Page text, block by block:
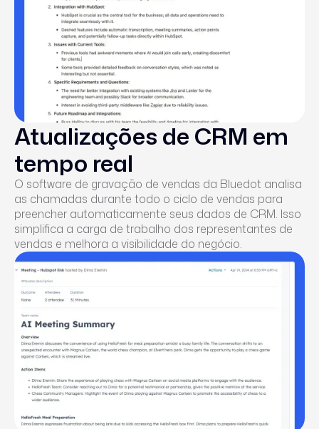
Atualizações de CRM em
tempo real
O software de gravação de vendas da Bluedot analisa
as chamadas durante todo o ciclo de vendas para
preencher automaticamente seus dados de CRM. Isso
simplifica a carga de trabalho dos representantes de
vendas e melhora a visibilidade do negócio.